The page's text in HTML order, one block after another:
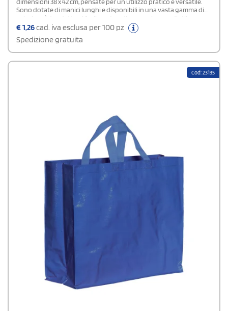
dimensioni 38 x 42 cm, pensate per un utilizzo pratico e versatile.
Sono dotate di manici lunghi e disponibili in una vasta gamma di
colori, così da adattarsi facilmente a diverse esigenze di stile e
comunicazione. Il tessuto classico le rende adatte a ogni tipo di
attività, trasformandole in efficaci strumenti promozionali ideali
per negozi, eventi e aziende.
€1,26cad. iva esclusa per 100 pz
Spedizione gratuita
Cod: 23135